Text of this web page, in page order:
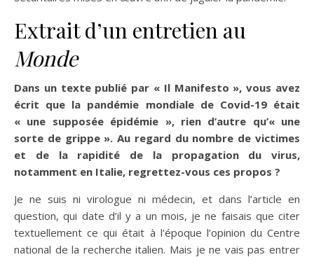
Extrait d’un entretien au
Monde
Dans un texte publié par « Il Manifesto », vous avez
écrit que la pandémie mondiale de Covid-19 était
« une supposée épidémie », rien d’autre qu’« une
sorte de grippe ». Au regard du nombre de victimes
et de la rapidité de la propagation du virus,
notamment en Italie, regrettez-vous ces propos ?
Je ne suis ni virologue ni médecin, et dans l’article en
question, qui date d’il y a un mois, je ne faisais que citer
textuellement ce qui était à l’époque l’opinion du Centre
national de la recherche italien. Mais je ne vais pas entrer